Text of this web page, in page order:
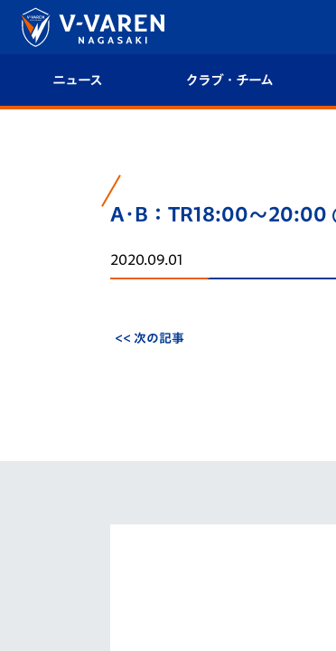
ニュース クラブ・チーム
クラブ概要
エンブレム紹介
順
A･B：TR18:00～20:00
2020.09.01
<< 次の記事